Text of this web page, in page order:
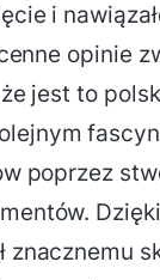
i
opinie
jest to
poprzez